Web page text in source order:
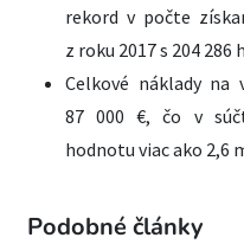
rekord v počte
z roku 2017 s 204 286
Celkové náklady na
87 000 €, čo v
hodnotu viac ako 2,6
Podobné články